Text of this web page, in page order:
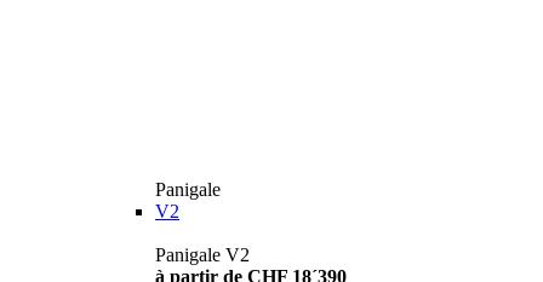
Panigale
V2
Panigale V2
à partir de CHF 18´390